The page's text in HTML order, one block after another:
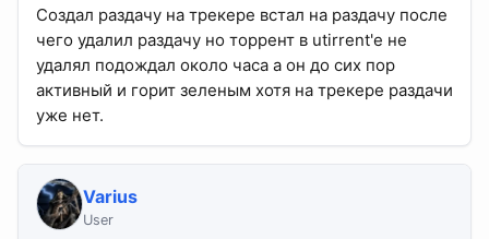
Создал раздачу на трекере встал на раздачу после
чего удалил раздачу но торрент в utirrent'е не
удалял подождал около часа а он до сих пор
активный и горит зеленым хотя на трекере раздачи
уже нет.
Varius
User